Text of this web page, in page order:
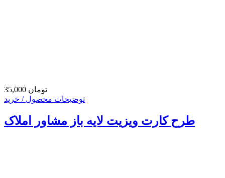
35,000 تومان
توضیحات محصول / خرید
طرح کارت ویزیت لایه باز مشاور املاک